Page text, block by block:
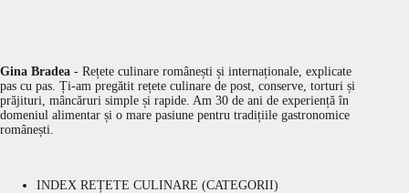
Gina Bradea - Rețete culinare românești și internaționale, explicate
pas cu pas. Ți-am pregătit rețete culinare de post, conserve, torturi și
prăjituri, mâncăruri simple și rapide. Am 30 de ani de experiență în
domeniul alimentar și o mare pasiune pentru tradițiile gastronomice
românești.
INDEX REȚETE CULINARE (CATEGORII)